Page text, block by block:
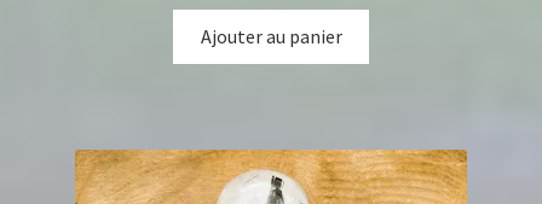
Ajouter au panier